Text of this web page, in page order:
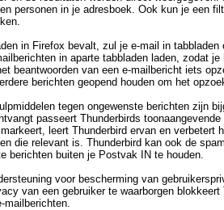
personen in je adresboek. Ook kun je een
in Firefox bevalt, zul je e-mail in tabbladen
in aparte tabbladen laden, zodat
beantwoorden van een e-mailbericht iets
berichten geopend houden om het
tegen ongewenste berichten zijn
passeert Thunderbirds
leert Thunderbird ervan en verbetert
die relevant is. Thunderbird kan ook de
berichten buiten je Postvak IN te houden.
voor bescherming van
van een gebruiker te waarborgen
mailberichten.